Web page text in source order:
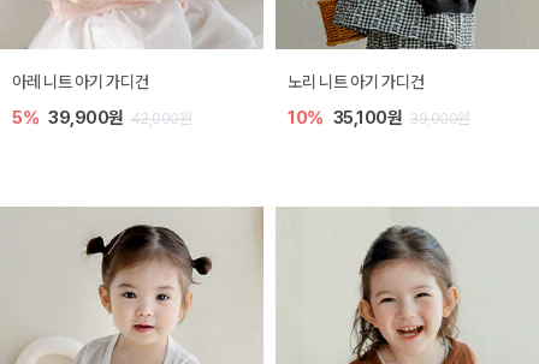
[SIZE ~6Y] 로메이 라운지 셋업
10% 23,400원 26,000원
밀라 아기 원피스
20% 27,200원 34,000원